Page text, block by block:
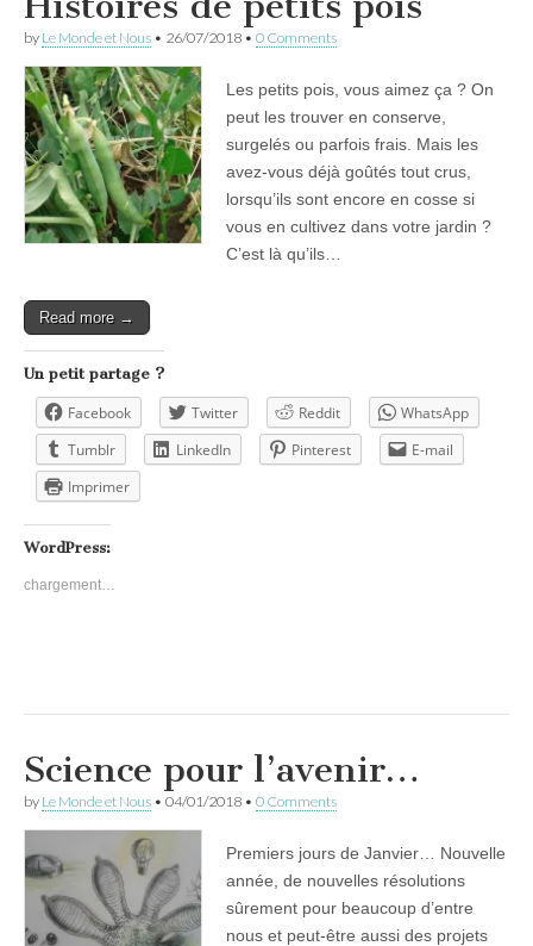
by Le Monde et Nous • 26/07/2018 • 0 Comments
Les petits pois, vous aimez ça ? On
peut les trouver en conserve,
surgelés ou parfois frais. Mais les
avez-vous déjà goûtés tout crus,
lorsqu’ils sont encore en cosse si
vous en cultivez dans votre jardin ?
C’est là qu’ils…
Read more →
Un petit partage ?
Facebook Twitter Reddit
WhatsApp
Tumblr
LinkedIn Pinterest
E-mail
Imprimer
WordPress:
chargement…
Science pour l’avenir…
by Le Monde et Nous • 04/01/2018 • 0 Comments
Premiers jours de Janvier… Nouvelle
année, de nouvelles résolutions
sûrement pour beaucoup d’entre
nous et peut-être aussi des projets